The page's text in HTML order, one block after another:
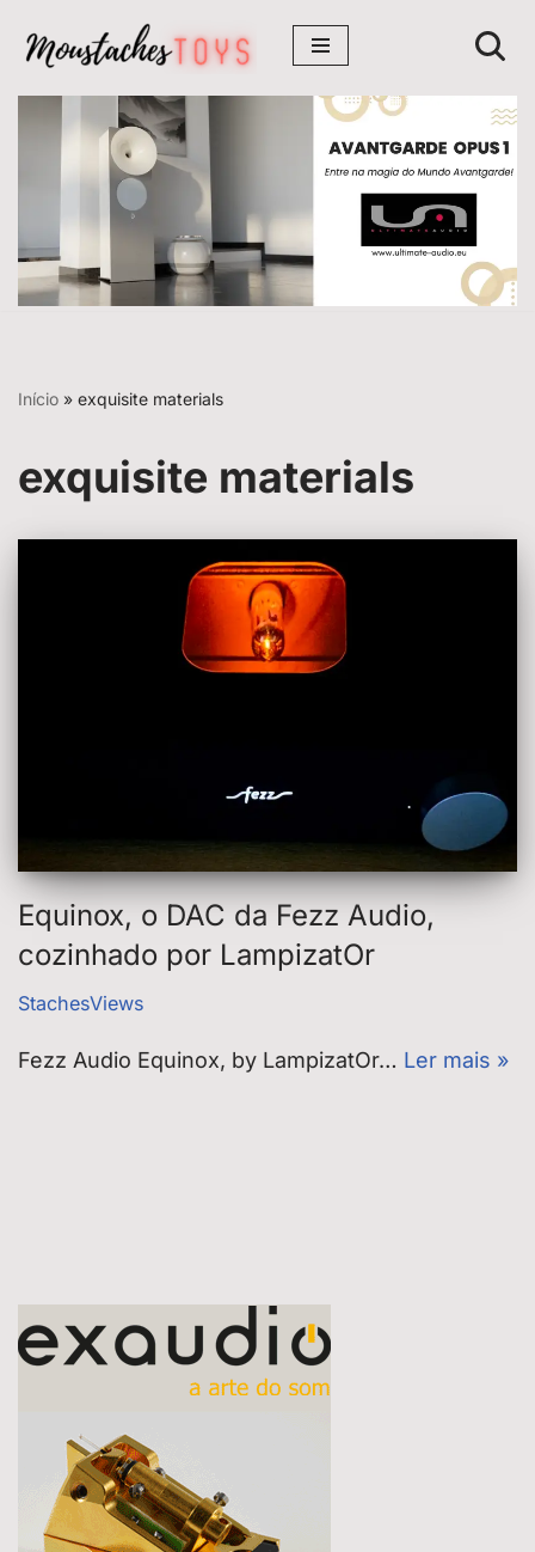
Avançar
para
conteúdo
Início » exquisite materials
exquisite materials
Equinox, o DAC da Fezz Audio,
cozinhado por LampizatOr
StachesViews
Fezz Audio Equinox, by LampizatOr… Ler mais »